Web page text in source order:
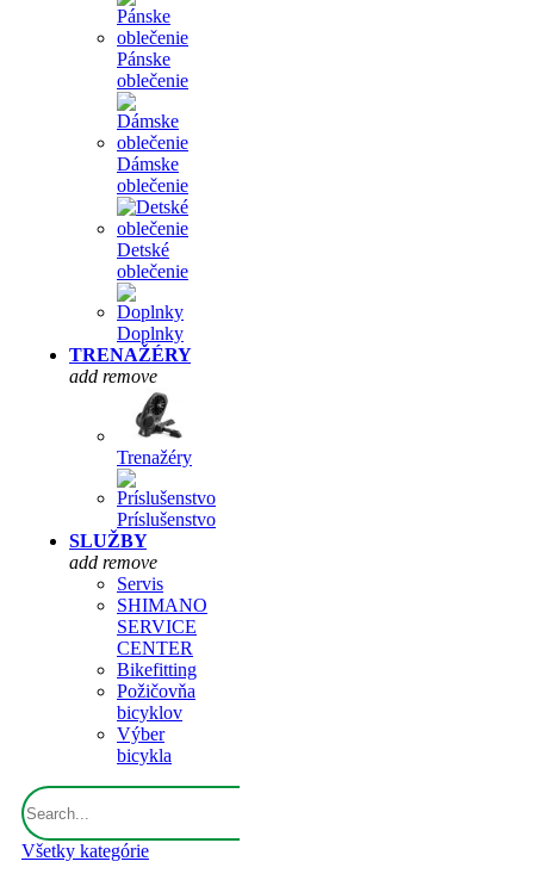
Pánske
oblečenie
Dámske
oblečenie
Detské
oblečenie
Doplnky
TRENAŽÉRY
add remove
Trenažéry
Príslušenstvo
SLUŽBY
add remove
Servis
SHIMANO
SERVICE
CENTER
Bikefitting
Požičovňa
bicyklov
Výber
bicykla
Všetky kategórie